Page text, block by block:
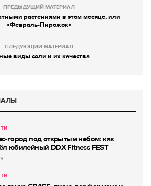
ПРЕДЫДУЩИЙ МАТЕРИАЛ
растениями в этом месяце, или
«Февраль-Пирожок»
СЛЕДУЮЩИЙ МАТЕРИАЛ
виды соли и их качества
город под открытым небом: как
юбилейный DDX Fitness FEST